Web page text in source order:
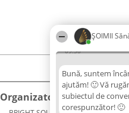
ŞOIMII
09:38
Bună, suntem
ajutăm! 🙂 Vă
subiectul de
corespunzător! 🙂
Organizator Ranking